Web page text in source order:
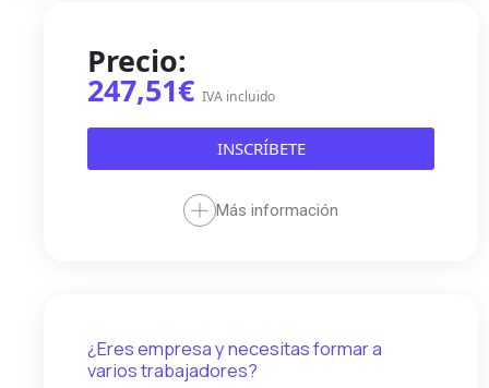
Precio:
247,51€ IVA incluido
INSCRÍBETE
Más información
¿Eres empresa y necesitas formar a
varios trabajadores?